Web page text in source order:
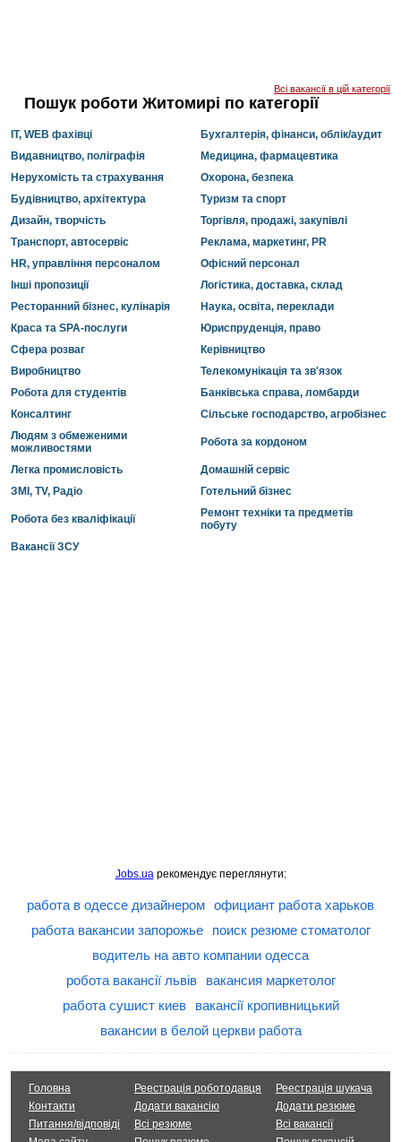
Всі вакансії в цій категорії
Пошук роботи Житомирі по категорії
IT, WEB фахівці
Бухгалтерія, фінанси, облік/аудит
Видавництво, поліграфія
Медицина, фармацевтика
Нерухомість та страхування
Охорона, безпека
Будівництво, архітектура
Туризм та спорт
Дизайн, творчість
Торгівля, продажі, закупівлі
Транспорт, автосервіс
Реклама, маркетинг, PR
HR, управління персоналом
Офісний персонал
Інші пропозиції
Логістика, доставка, склад
Ресторанний бізнес, кулінарія
Наука, освіта, переклади
Краса та SPA-послуги
Юриспруденція, право
Сфера розваг
Керівництво
Виробництво
Телекомунікація та зв'язок
Робота для студентів
Банківська справа, ломбарди
Консалтинг
Сільське господарство, агробізнес
Людям з обмеженими
можливостями
Робота за кордоном
Легка промисловість
Домашній сервіс
ЗМІ, TV, Радіо
Готельний бізнес
Робота без кваліфікації
Ремонт техніки та предметів
побуту
Вакансії ЗСУ
Jobs.uaрекомендує переглянути:
работа в одессе дизайнером официант работа харьков
работа вакансии запорожье
поиск резюме стоматолог
водитель на авто компании одесса
робота вакансії львів
вакансия маркетолог
работа сушист киев
вакансії кропивницький
вакансии в белой церкви работа
Головна
Контакти
Питання/відповіді
Реестрація роботодавця
Додати вакансію
Всі резюме
Реестрація шукача
Додати резюме
Всі вакансії